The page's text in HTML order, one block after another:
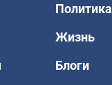
Политика
Жизнь
Блоги